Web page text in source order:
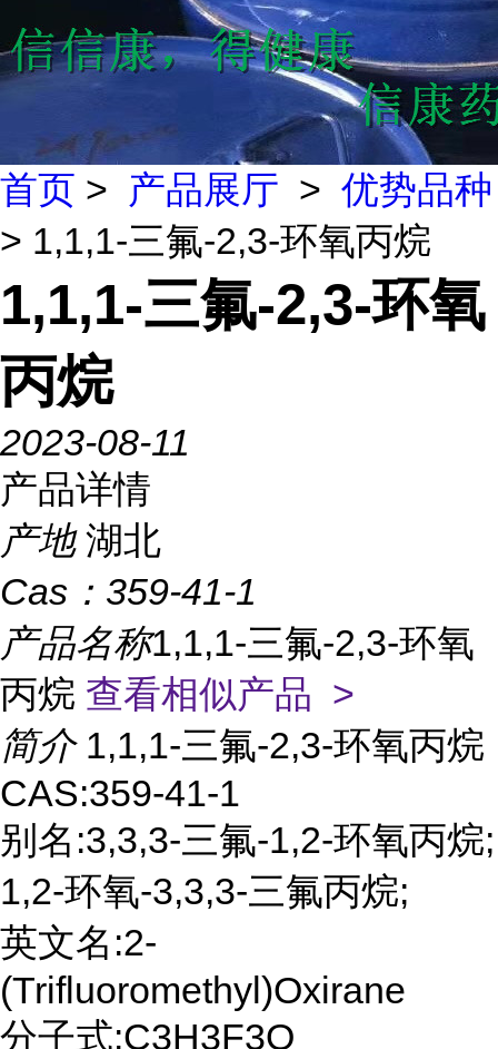
首页 > 产品展厅 > 优势品种
> 1,1,1-三氟-2,3-环氧丙烷
1,1,1-三氟-2,3-环氧
丙烷
2023-08-11
产品详情
产地 湖北
Cas： 359-41-1
产品名称1,1,1-三氟-2,3-环氧
丙烷 查看相似产品 >
简介 1,1,1-三氟-2,3-环氧丙烷
CAS:359-41-1
别名:3,3,3-三氟-1,2-环氧丙烷;
1,2-环氧-3,3,3-三氟丙烷;
英文名:2-
(Trifluoromethyl)Oxirane
分子式:C3H3F3O